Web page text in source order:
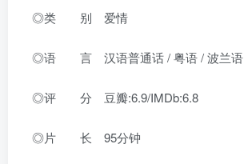
◎类 别 爱情
◎语 言 汉语普通话 / 粤语 / 波兰语
◎评 分 豆瓣:6.9/IMDb:6.8
◎片 长 95分钟